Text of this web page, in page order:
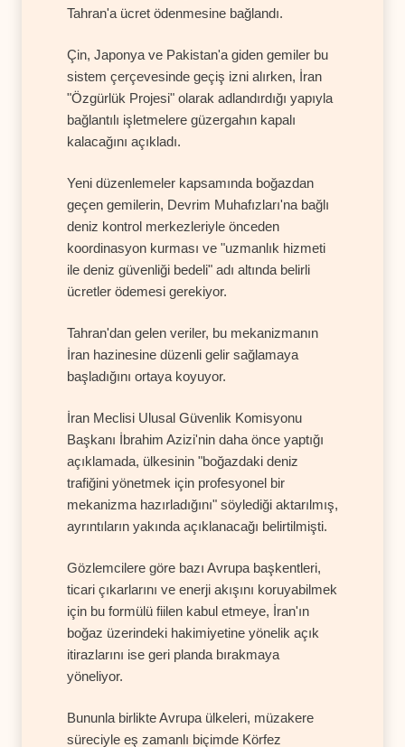
Tahran'a ücret ödenmesine bağlandı.
Çin, Japonya ve Pakistan'a giden gemiler bu
sistem çerçevesinde geçiş izni alırken, İran
"Özgürlük Projesi" olarak adlandırdığı yapıyla
bağlantılı işletmelere güzergahın kapalı
kalacağını açıkladı.
Yeni düzenlemeler kapsamında boğazdan
geçen gemilerin, Devrim Muhafızları'na bağlı
deniz kontrol merkezleriyle önceden
koordinasyon kurması ve "uzmanlık hizmeti
ile deniz güvenliği bedeli" adı altında belirli
ücretler ödemesi gerekiyor.
Tahran'dan gelen veriler, bu mekanizmanın
İran hazinesine düzenli gelir sağlamaya
başladığını ortaya koyuyor.
İran Meclisi Ulusal Güvenlik Komisyonu
Başkanı İbrahim Azizi'nin daha önce yaptığı
açıklamada, ülkesinin "boğazdaki deniz
trafiğini yönetmek için profesyonel bir
mekanizma hazırladığını" söylediği aktarılmış,
ayrıntıların yakında açıklanacağı belirtilmişti.
Gözlemcilere göre bazı Avrupa başkentleri,
ticari çıkarlarını ve enerji akışını koruyabilmek
için bu formülü fiilen kabul etmeye, İran'ın
boğaz üzerindeki hakimiyetine yönelik açık
itirazlarını ise geri planda bırakmaya
yöneliyor.
Bununla birlikte Avrupa ülkeleri, müzakere
süreciyle eş zamanlı biçimde Körfez